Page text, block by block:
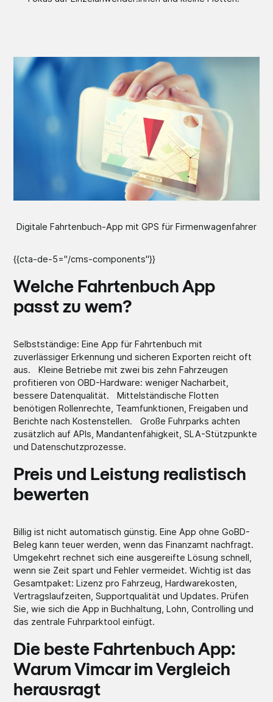
Digitale Fahrtenbuch-App mit GPS für Firmenwagenfahrer
{{cta-de-5="/cms-components"}}
Welche Fahrtenbuch App
passt zu wem?
Selbstständige: Eine App für Fahrtenbuch mit
zuverlässiger Erkennung und sicheren Exporten reicht oft
aus. Kleine Betriebe mit zwei bis zehn Fahrzeugen
profitieren von OBD-Hardware: weniger Nacharbeit,
bessere Datenqualität. Mittelständische Flotten
benötigen Rollenrechte, Teamfunktionen, Freigaben und
Berichte nach Kostenstellen. Große Fuhrparks achten
zusätzlich auf APIs, Mandantenfähigkeit, SLA-Stützpunkte
und Datenschutzprozesse.
Preis und Leistung realistisch
bewerten
Billig ist nicht automatisch günstig. Eine App ohne GoBD-
Beleg kann teuer werden, wenn das Finanzamt nachfragt.
Umgekehrt rechnet sich eine ausgereifte Lösung schnell,
wenn sie Zeit spart und Fehler vermeidet. Wichtig ist das
Gesamtpaket: Lizenz pro Fahrzeug, Hardwarekosten,
Vertragslaufzeiten, Supportqualität und Updates. Prüfen
Sie, wie sich die App in Buchhaltung, Lohn, Controlling und
das zentrale Fuhrparktool einfügt.
Die beste Fahrtenbuch App:
Warum Vimcar im Vergleich
herausragt